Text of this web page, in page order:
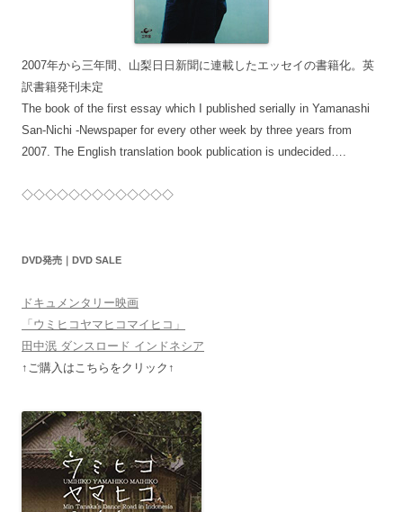
2007年から三年間、山梨日日新聞に連載したエッセイの書籍化。英
訳書籍発刊未定
The book of the first essay which I published serially in Yamanashi
San-Nichi -Newspaper for every other week by three years from
2007. The English translation book publication is undecided….
◇◇◇◇◇◇◇◇◇◇◇◇◇
DVD発売｜DVD SALE
ドキュメンタリー映画
「ウミヒコヤマヒコマイヒコ」
田中泯 ダンスロード インドネシア
↑ご購入はこちらをクリック↑